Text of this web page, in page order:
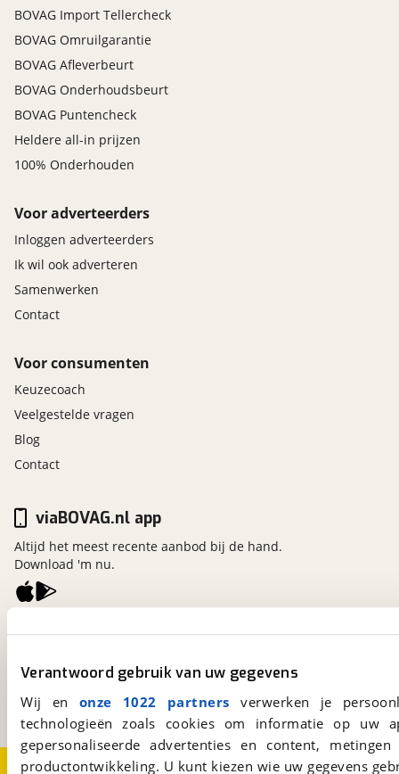
Verantwoord gebruik van uw gegevens
Wij en onze 1022 partners verwerken je
technologieën zoals cookies om informatie op
gepersonaliseerde advertenties en content,
productontwikkeling. U kunt kiezen wie uw gegevens
BOVAG Import Tellercheck
BOVAG Omruilgarantie
BOVAG Afleverbeurt
BOVAG Onderhoudsbeurt
BOVAG Puntencheck
Heldere all-in prijzen
100% Onderhouden
Voor adverteerders
Inloggen adverteerders
Ik wil ook adverteren
Samenwerken
Contact
Voor consumenten
Keuzecoach
Veelgestelde vragen
Blog
Contact
viaBOVAG.nl
3981 AJ Bunnik
Een initiatief van
BOVAG
viaBOVAG.nl app
Altijd het meest recente aanbod bij de hand.
Download 'm nu.
Over viaBOVAG.nlDisclaimer- en Privacyverklaring